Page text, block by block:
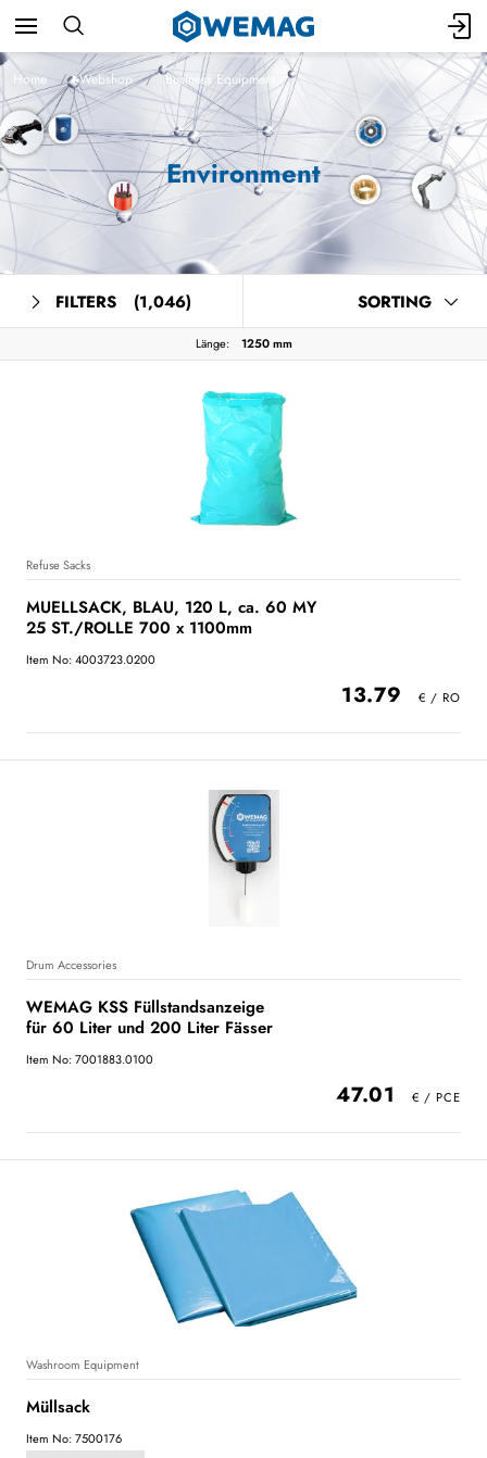
Home Webshop Business Equipment
Environment
FILTERS (1,046) SORTING
Länge: 1250 mm
Refuse Sacks
MUELLSACK, BLAU, 120 L, ca. 60 MY
25 ST./ROLLE 700 x 1100mm
Item No: 4003723.0200
13.79
Drum Accessories
WEMAG KSS Füllstandsanzeige
für 60 Liter und 200 Liter Fässer
Item No: 7001883.0100
47.01
Washroom Equipment
Müllsack
Item No: 7500176